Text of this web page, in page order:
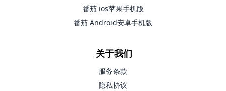
番茄 ios苹果手机版
番茄 Android安卓手机版
关于我们
服务条款
隐私协议